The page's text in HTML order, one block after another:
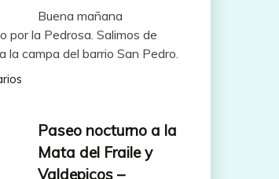
Buena mañana
por la Pedrosa. Salimos de
la campa del barrio San Pedro.
Paseo nocturno a la
Mata del Fraile y
Valdepicos –